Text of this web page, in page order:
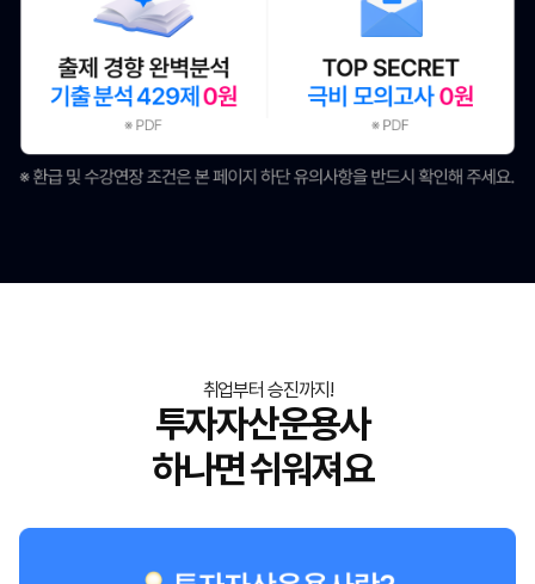
취업부터 승진까지!
투자자산운용사
하나면 쉬워져요